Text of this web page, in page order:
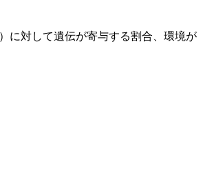
に対して遺伝が寄与する割合、環境が